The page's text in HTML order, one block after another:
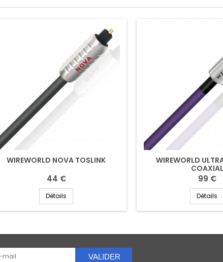
WIREWORLD NOVA TOSLINK
44 €
Détails
WIREWORLD
COAXIAL
99 €
Détails
VALIDER